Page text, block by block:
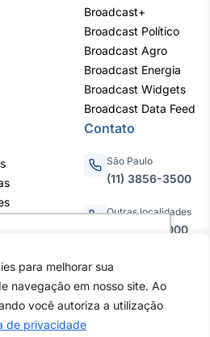
nosso site e
Ao utilizar este site, você
cookies.
Saiba mais
para melhorar sua
navegação em nosso site. Ao
você autoriza a utilização
de privacidade
Broadcast+
Broadcast Político
Broadcast Agro
Broadcast Energia
Broadcast Widgets
Broadcast Data Feed
Contato
São Paulo
(11) 3856-3500
Outras localidades
0800.011.3000
Eng. Caetano Álvares, 55 - 3º e
6º andar, Bairro do Limão, São
Paulo / SP, CEP 02598-900 -